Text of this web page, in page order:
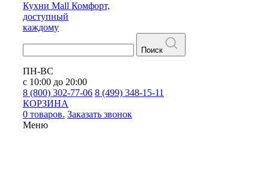
Кухни Mall Комфорт,
доступный
каждому
Поиск
ПН-ВС
с 10:00 до 20:00
8 (800) 302-77-06 8 (499) 348-15-11
КОРЗИНА
0 товаров. Заказать звонок
Меню